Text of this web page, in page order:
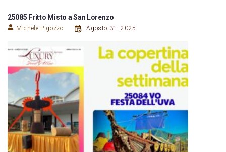
25085 Fritto Misto a San Lorenzo
Michele Pigozzo Agosto 31, 2025